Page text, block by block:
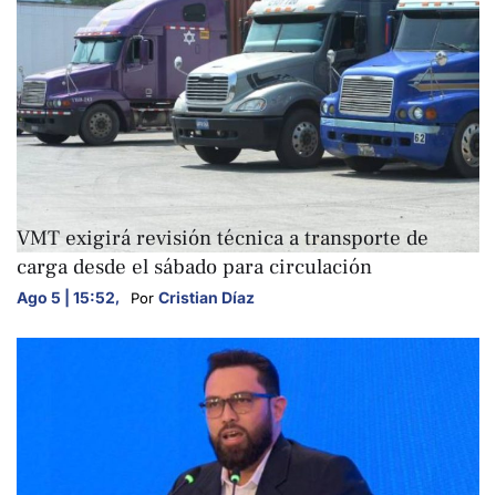
NACIONALES
VMT exigirá revisión técnica a transporte de
carga desde el sábado para circulación
Ago 5 | 15:52, Por Cristian Díaz